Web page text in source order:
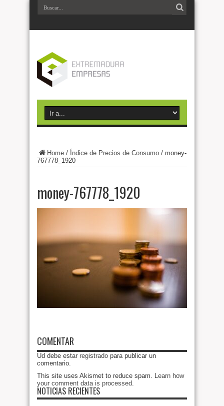
Home / Índice de Precios de Consumo / money-
767778_1920
money-767778_1920
COMENTAR
Ud debe estar registrado para publicar un
comentario.
This site uses Akismet to reduce spam. Learn how
your comment data is processed.
NOTICIAS RECIENTES